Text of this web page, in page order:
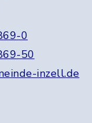
0
50
inzell.de